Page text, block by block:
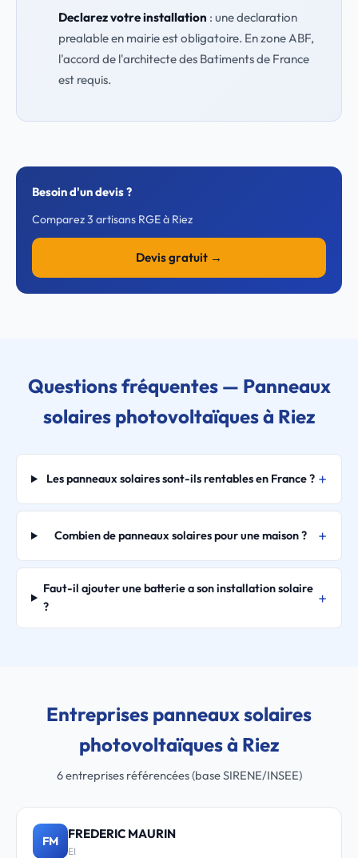
Declarez votre installation : une declaration
prealable en mairie est obligatoire. En zone ABF,
l'accord de l'architecte des Batiments de France
est requis.
Besoin d'un devis ?
Comparez 3 artisans RGE à Riez
Devis gratuit →
Questions fréquentes — Panneaux
solaires photovoltaïques à Riez
Les panneaux solaires sont-ils rentables en France ?
Combien de panneaux solaires pour une maison ?
Faut-il ajouter une batterie a son installation solaire
?
Entreprises panneaux solaires
photovoltaïques à Riez
6 entreprises référencées (base SIRENE/INSEE)
FM FREDERIC MAURIN
EI